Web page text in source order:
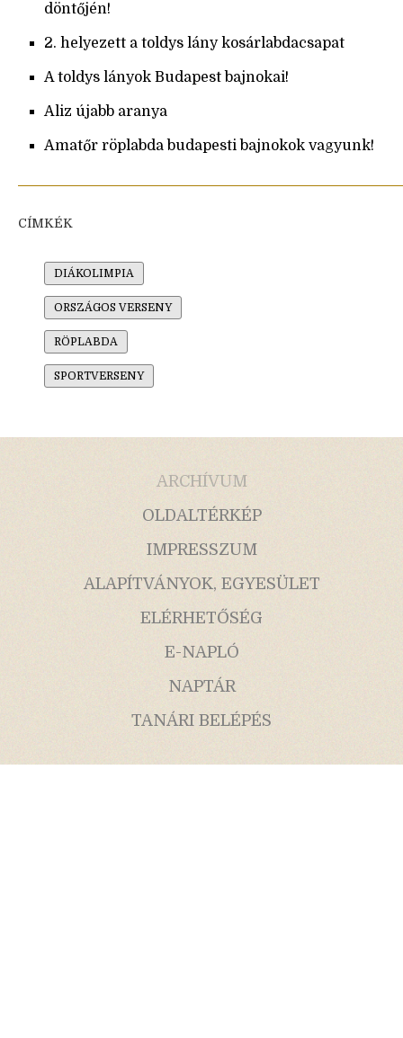
döntőjén!
2. helyezett a toldys lány kosárlabdacsapat
A toldys lányok Budapest bajnokai!
Aliz újabb aranya
Amatőr röplabda budapesti bajnokok vagyunk!
CÍMKÉK
DIÁKOLIMPIA
ORSZÁGOS VERSENY
RÖPLABDA
SPORTVERSENY
ARCHÍVUM
OLDALTÉRKÉP
IMPRESSZUM
ALAPÍTVÁNYOK, EGYESÜLET
ELÉRHETŐSÉG
E-NAPLÓ
NAPTÁR
TANÁRI BELÉPÉS